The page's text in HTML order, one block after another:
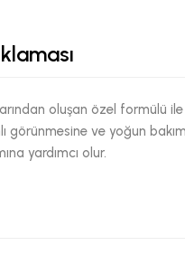
oluşan özel formülü ile
görünmesine ve yoğun
yardımcı olur.